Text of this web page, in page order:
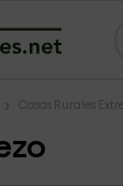
Casas Rurales